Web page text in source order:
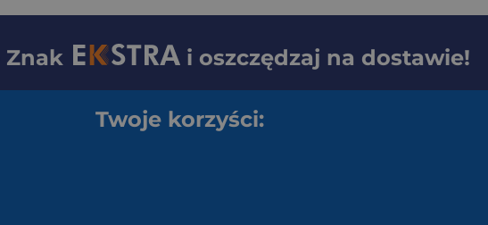
Znak i oszczędzaj na dostawie!
Twoje korzyści: